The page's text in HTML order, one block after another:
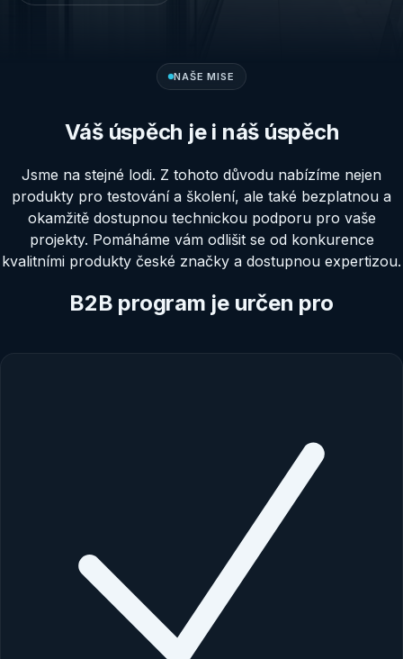
NAŠE MISE
Váš úspěch je i náš úspěch
Jsme na stejné lodi. Z tohoto důvodu nabízíme nejen
produkty pro testování a školení, ale také bezplatnou a
okamžitě dostupnou technickou podporu pro vaše
projekty. Pomáháme vám odlišit se od konkurence
kvalitními produkty české značky a dostupnou expertizou.
B2B program je určen pro